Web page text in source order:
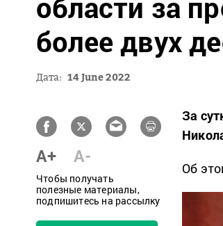
более двух
Дата: 14 June 2022
A+ A-
Чтобы получать
полезные материалы,
подпишитесь на рассылку
За
Об